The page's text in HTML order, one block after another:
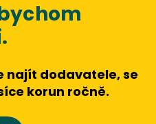
najít dodavatele, se
korun ročně.